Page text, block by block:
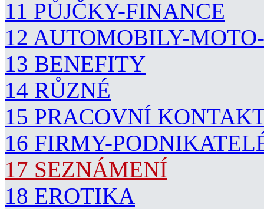
11 PŮJČKY-FINANCE
12 AUTOMOBILY-
13 BENEFITY
14 RŮZNÉ
15 PRACOVNÍ
16 FIRMY-
17 SEZNÁMENÍ
18 EROTIKA